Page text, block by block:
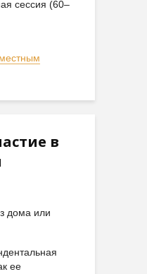
сессия (60–
местным
в
дома или
ее